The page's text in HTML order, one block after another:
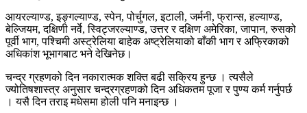
आयरल्याण्ड, इङ्गल्याण्ड, स्पेन, पोर्चुगल, इटाली, जर्मनी, फ्रान्स, हल्याण्ड,
बेल्जियम, दक्षिणी नर्वे, स्विट्जरल्याण्ड, उत्तर र दक्षिण अमेरिका, जापान, रुसको
पूर्वी भाग, पश्चिमी अस्ट्रेलिया बाहेक अष्ट्रेलियाको बाँकी भाग र अफ्रिकाको
अधिकांश भूभागबाट भने देखिनेछ।
चन्द्र ग्रहणको दिन नकारात्मक शक्ति बढी सक्रिय हुन्छ । त्यसैले
ज्योतिषशास्त्र अनुसार चन्द्रग्रहणको दिन अधिकतम पूजा र पुण्य कर्म गर्नुपर्छ
। यसै दिन तराइ मधेसमा होली पनि मनाइन्छ ।